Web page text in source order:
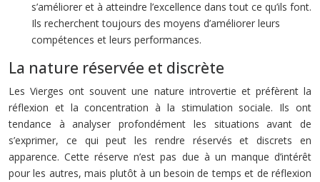
s’améliorer et à atteindre l’excellence dans tout ce qu’ils font.
Ils recherchent toujours des moyens d’améliorer leurs
compétences et leurs performances.
La nature réservée et discrète
Les Vierges ont souvent une nature introvertie et préfèrent la
réflexion et la concentration à la stimulation sociale. Ils ont
tendance à analyser profondément les situations avant de
s’exprimer, ce qui peut les rendre réservés et discrets en
apparence. Cette réserve n’est pas due à un manque d’intérêt
pour les autres, mais plutôt à un besoin de temps et de réflexion